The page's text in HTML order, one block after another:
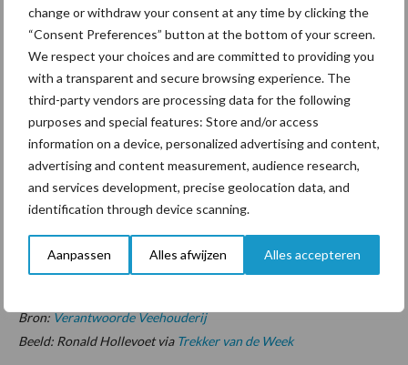
change or withdraw your consent at any time by clicking the
“Consent Preferences” button at the bottom of your screen.
We respect your choices and are committed to providing you
with a transparent and secure browsing experience. The
third-party vendors are processing data for the following
purposes and special features: Store and/or access
information on a device, personalized advertising and content,
advertising and content measurement, audience research,
and services development, precise geolocation data, and
identification through device scanning.
Aanpassen Alles afwijzen Alles accepteren
Als je gaat bemesten, bemest dan op de percelen met de
laagste mestgift tot dusver, op de percelen met naar
verwachting de laagste mineralisatie (de laagste NLV) en die
gepland zijn om te maaien.
Zorg voor goed gemixte mest.
Anticipeer met de bijvoeding op gras met hoge eiwitgehalten.
Doseer kleine giften en voeg water toe aan de mest.
Meer informatie: Wim Bussink, Zwier van de Vegte en Bert
Philipsen
Bron:Verantwoorde Veehouderij
Beeld: Ronald Hollevoet via Trekker van de Week